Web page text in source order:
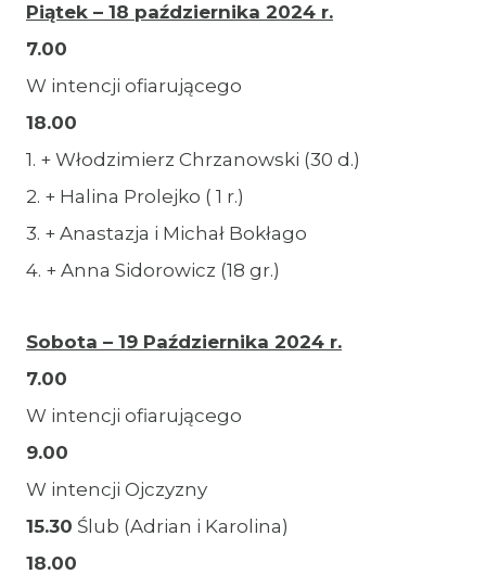
Piątek – 18 października 2024 r.
7.00
W intencji ofiarującego
18.00
1. + Włodzimierz Chrzanowski (30 d.)
2. + Halina Prolejko ( 1 r.)
3. + Anastazja i Michał Bokłago
4. + Anna Sidorowicz (18 gr.)
Sobota – 19 Października 2024 r.
7.00
W intencji ofiarującego
9.00
W intencji Ojczyzny
15.30 Ślub (Adrian i Karolina)
18.00